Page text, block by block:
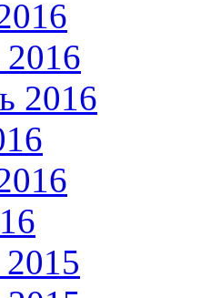
2016